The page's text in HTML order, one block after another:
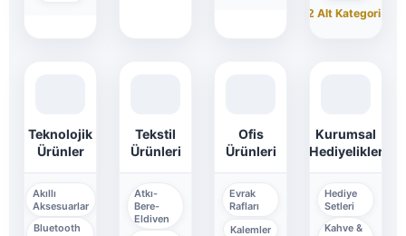
+2 Alt Kategori
Teknolojik
Ürünler
Akıllı
Aksesuarlar
Bluetooth
Tekstil
Ürünleri
Atkı-
Bere-
Eldiven
Ofis
Ürünleri
Evrak
Rafları
Kalemler
Kurumsal
Hediyelikler
Hediye
Setleri
Kahve &